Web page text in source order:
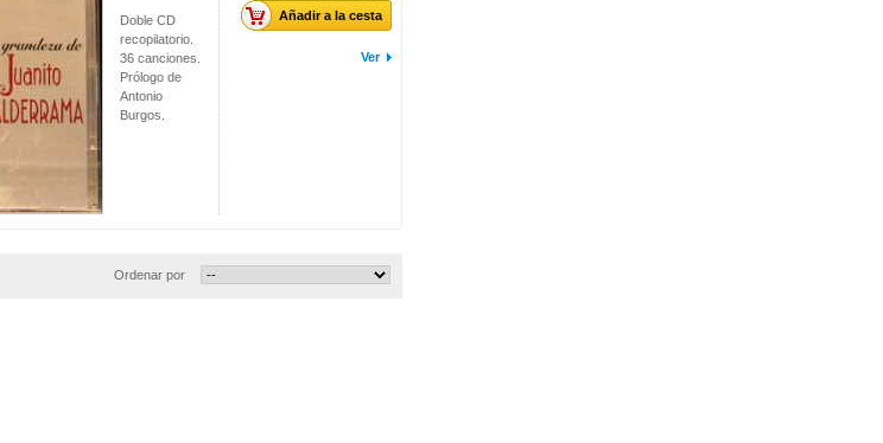
Doble CD
recopilatorio.
36 canciones.
Prólogo de
Antonio
Burgos.
Añadir a la cesta
Ver
Ordenar por